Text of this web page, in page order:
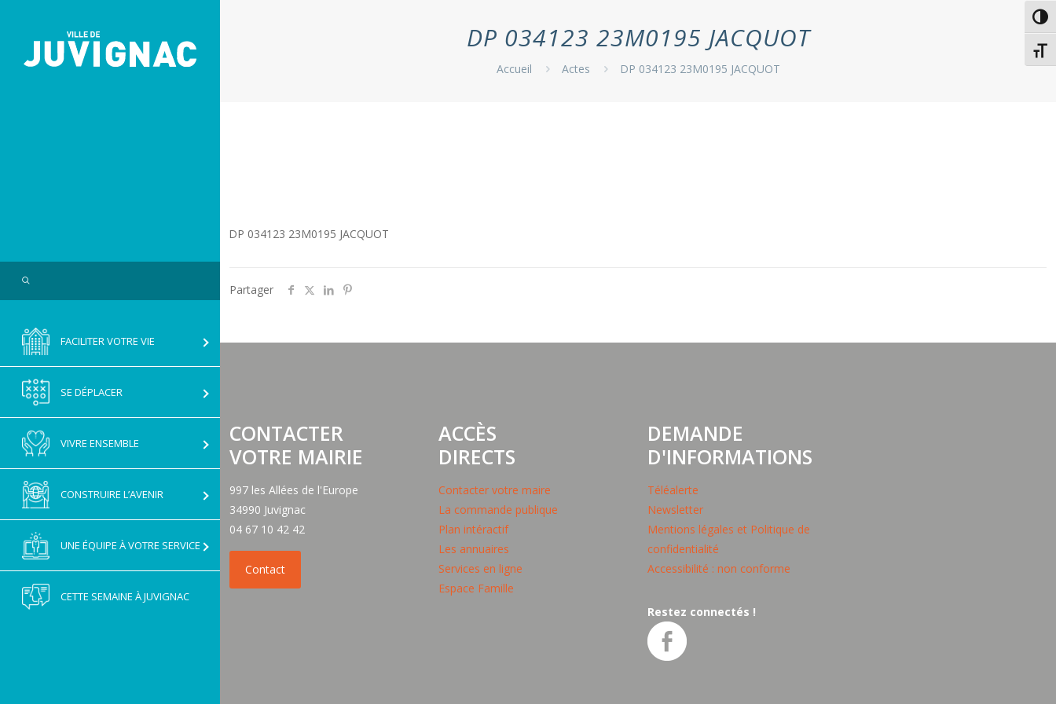
Search
FACILITER VOTRE VIE
SE DÉPLACER
VIVRE ENSEMBLE
CONSTRUIRE L’AVENIR
UNE ÉQUIPE À VOTRE SERVICE
CETTE SEMAINE À JUVIGNAC
DP 034123 23M0195 JACQUOT
Accueil Actes DP 034123 23M0195 JACQUOT
DP 034123 23M0195 JACQUOT
Partager
CONTACTER
VOTRE MAIRIE
997 les Allées de l'Europe
34990 Juvignac
04 67 10 42 42
ACCÈS
DIRECTS
Contacter votre maire
La commande publique
Plan intéractif
Les annuaires
Services en ligne
Espace Famille
DEMANDE
D'INFORMATIONS
Téléalerte
Newsletter
Mentions légales et Politique de
confidentialité
Accessibilité : non conforme
Restez connectés !